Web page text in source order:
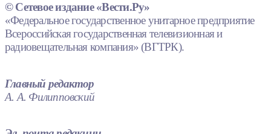
© Сетевое издание «Вести.Ру»
«Федеральное государственное унитарное предприятие
Всероссийская государственная телевизионная и
радиовещательная компания» (ВГТРК).
Главный редактор
А. А. Филипповский